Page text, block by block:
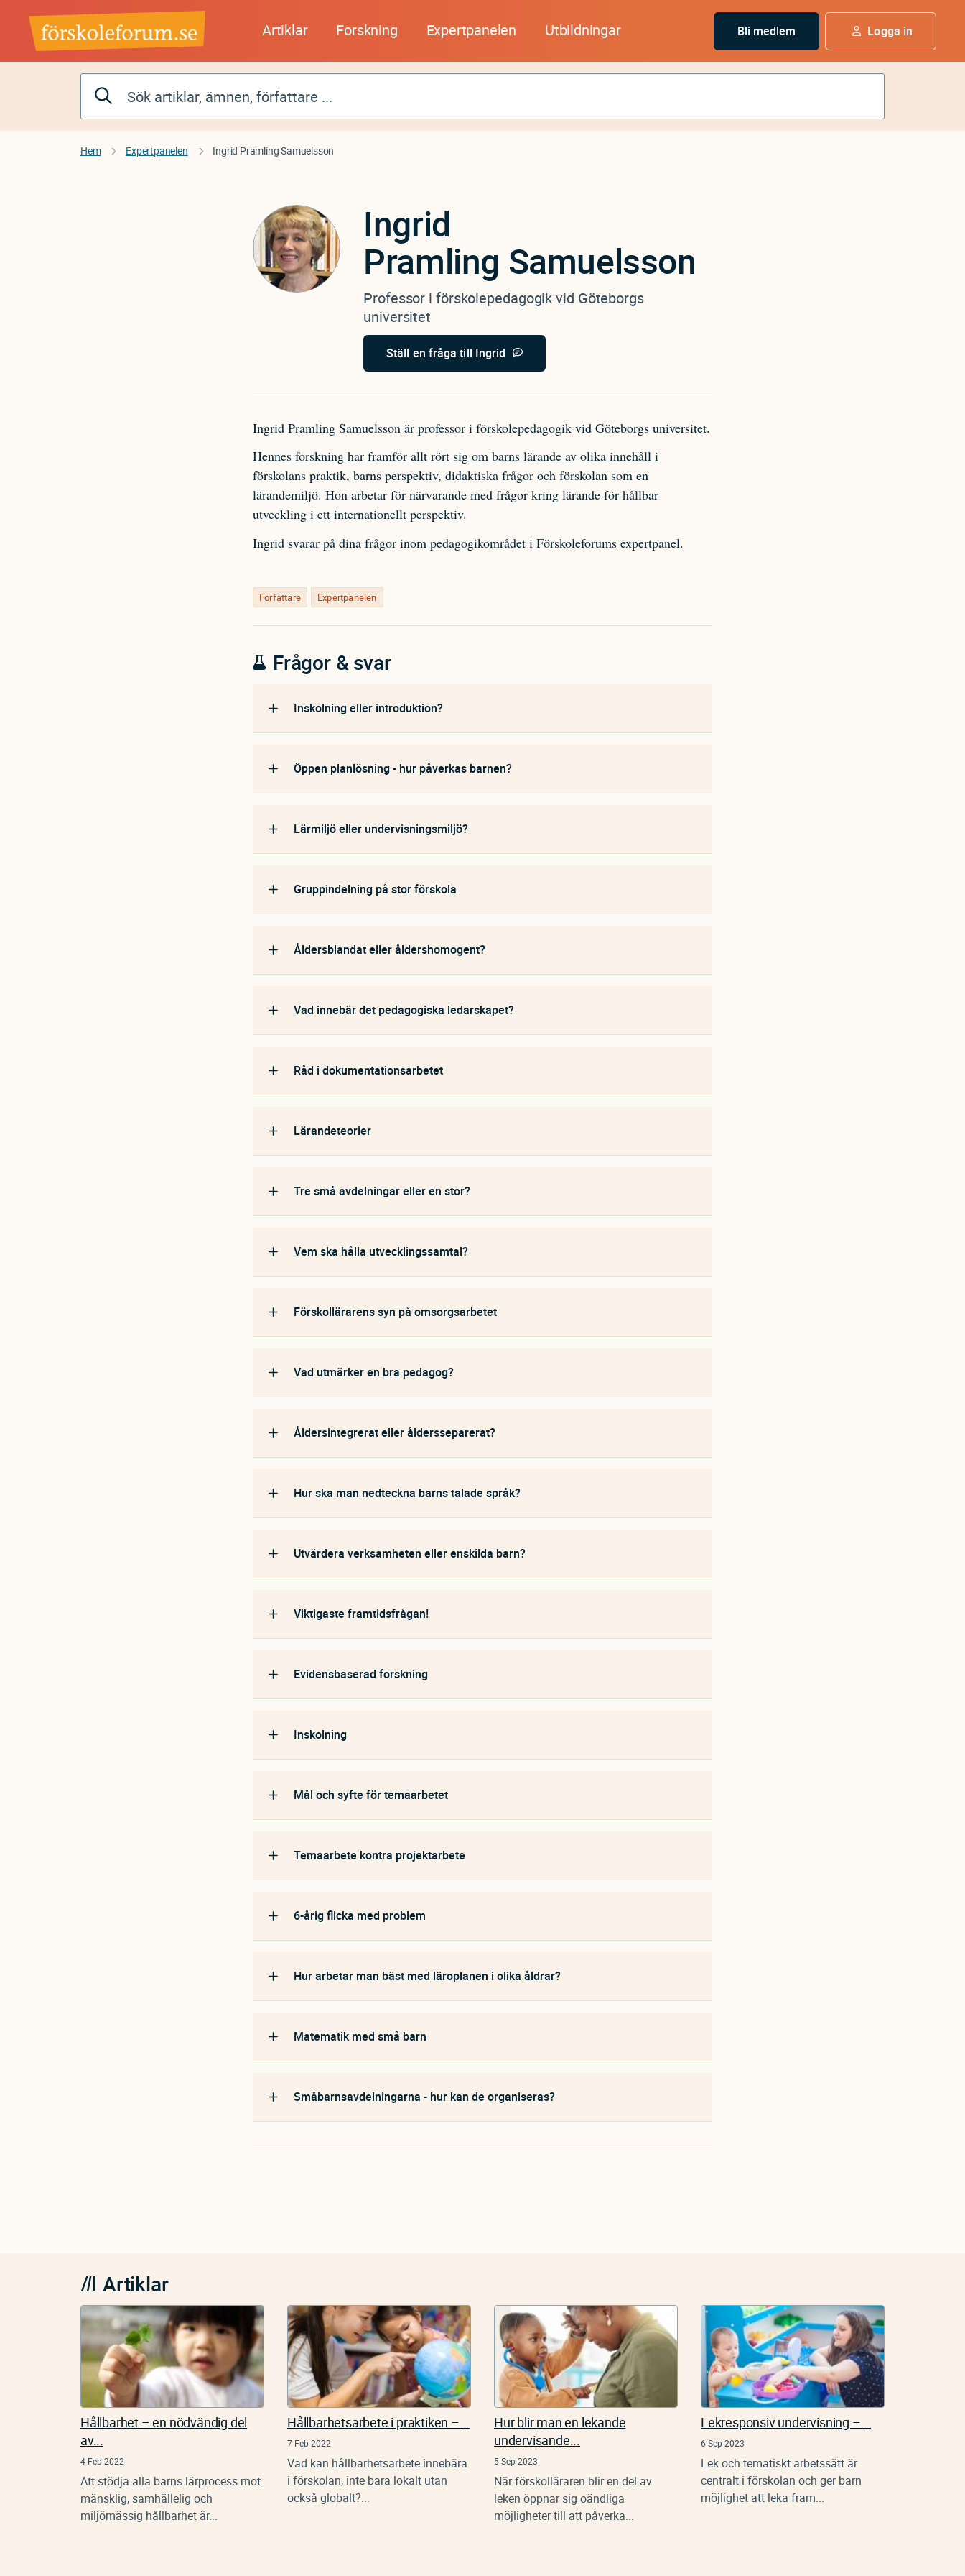
huvudinnehåll
Artiklar Forskning Expertpanelen Utbildningar Bli medlem Logga in
Hem Expertpanelen Ingrid Pramling Samuelsson
Ingrid
Pramling Samuelsson
Professor i förskolepedagogik vid Göteborgs
universitet
Ställ en fråga till Ingrid
Ingrid Pramling Samuelsson är professor i förskolepedagogik vid Göteborgs universitet.
Hennes forskning har framför allt rört sig om barns lärande av olika innehåll i
förskolans praktik, barns perspektiv, didaktiska frågor och förskolan som en
lärandemiljö. Hon arbetar för närvarande med frågor kring lärande för hållbar
utveckling i ett internationellt perspektiv.
Ingrid svarar på dina frågor inom pedagogikområdet i Förskoleforums expertpanel.
Författare Expertpanelen
Frågor & svar
Inskolning eller introduktion?
Öppen planlösning - hur påverkas barnen?
Lärmiljö eller undervisningsmiljö?
Gruppindelning på stor förskola
Åldersblandat eller åldershomogent?
Vad innebär det pedagogiska ledarskapet?
Råd i dokumentationsarbetet
Lärandeteorier
Tre små avdelningar eller en stor?
Vem ska hålla utvecklingssamtal?
Förskollärarens syn på omsorgsarbetet
Vad utmärker en bra pedagog?
Åldersintegrerat eller åldersseparerat?
Hur ska man nedteckna barns talade språk?
Utvärdera verksamheten eller enskilda barn?
Viktigaste framtidsfrågan!
Evidensbaserad forskning
Inskolning
Mål och syfte för temaarbetet
Temaarbete kontra projektarbete
6-årig flicka med problem
Hur arbetar man bäst med läroplanen i olika åldrar?
Matematik med små barn
Småbarnsavdelningarna - hur kan de organiseras?
Artiklar
Hållbarhet – en nödvändig del
av...
4 Feb 2022
Att stödja alla barns lärprocess mot
mänsklig, samhällelig och
miljömässig hållbarhet är...
Hållbarhetsarbete i praktiken –...
7 Feb 2022
Vad kan hållbarhetsarbete innebära
i förskolan, inte bara lokalt utan
också globalt?...
Hur blir man en lekande
undervisande...
5 Sep 2023
När förskolläraren blir en del av
leken öppnar sig oändliga
möjligheter till att påverka...
Lekresponsiv undervisning –...
6 Sep 2023
Lek och tematiskt arbetssätt är
centralt i förskolan och ger barn
möjlighet att leka fram...